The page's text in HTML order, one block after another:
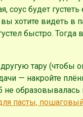
соус будет
хотите видеть в
быстро.
тару (чтобы
— накройте
не образовывалась